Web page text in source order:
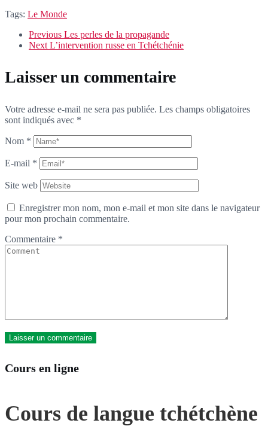
Tags: Le Monde
Previous Les perles de la propagande
Next L’intervention russe en Tchétchénie
Laisser un commentaire
Votre adresse e-mail ne sera pas publiée. Les champs obligatoires
sont indiqués avec *
Nom *
E-mail *
Site web
Enregistrer mon nom, mon e-mail et mon site dans le navigateur
pour mon prochain commentaire.
Commentaire *
Cours en ligne
Cours de langue tchétchène